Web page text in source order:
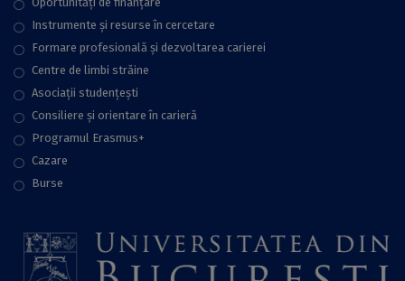
Instrumente și resurse în cercetare
Formare profesională și dezvoltarea carierei
Centre de limbi străine
Asociații studențești
Consiliere şi orientare în carieră
Programul Erasmus+
Cazare
Burse